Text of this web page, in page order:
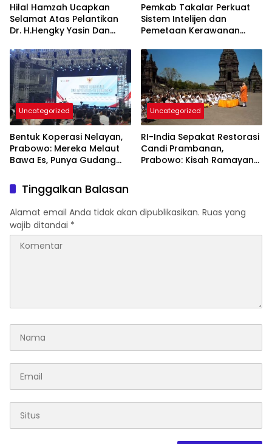
Hilal Hamzah Ucapkan
Selamat Atas Pelantikan
Dr. H.Hengky Yasin Dan
DPC PKB Takalar dan Ketua
DPW PB Prov- Sulsel
Pemkab Takalar Perkuat
Sistem Intelijen dan
Pemetaan Kerawanan
Uncategorized
Bentuk Koperasi Nelayan,
Prabowo: Mereka Melaut
Bawa Es, Punya Gudang
Uncategorized
RI-India Sepakat Restorasi
Candi Prambanan,
Prabowo: Kisah Ramayana
Tinggalkan Balasan
Alamat email Anda tidak akan dipublikasikan. Ruas yang
wajib ditandai *